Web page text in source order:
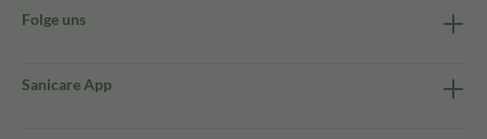
Folge uns
Sanicare App